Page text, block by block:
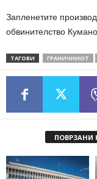
Запленетите
обвинителство
ТАГОВИ ГРАНИЧНИОТ
ПОВРЗАНИ